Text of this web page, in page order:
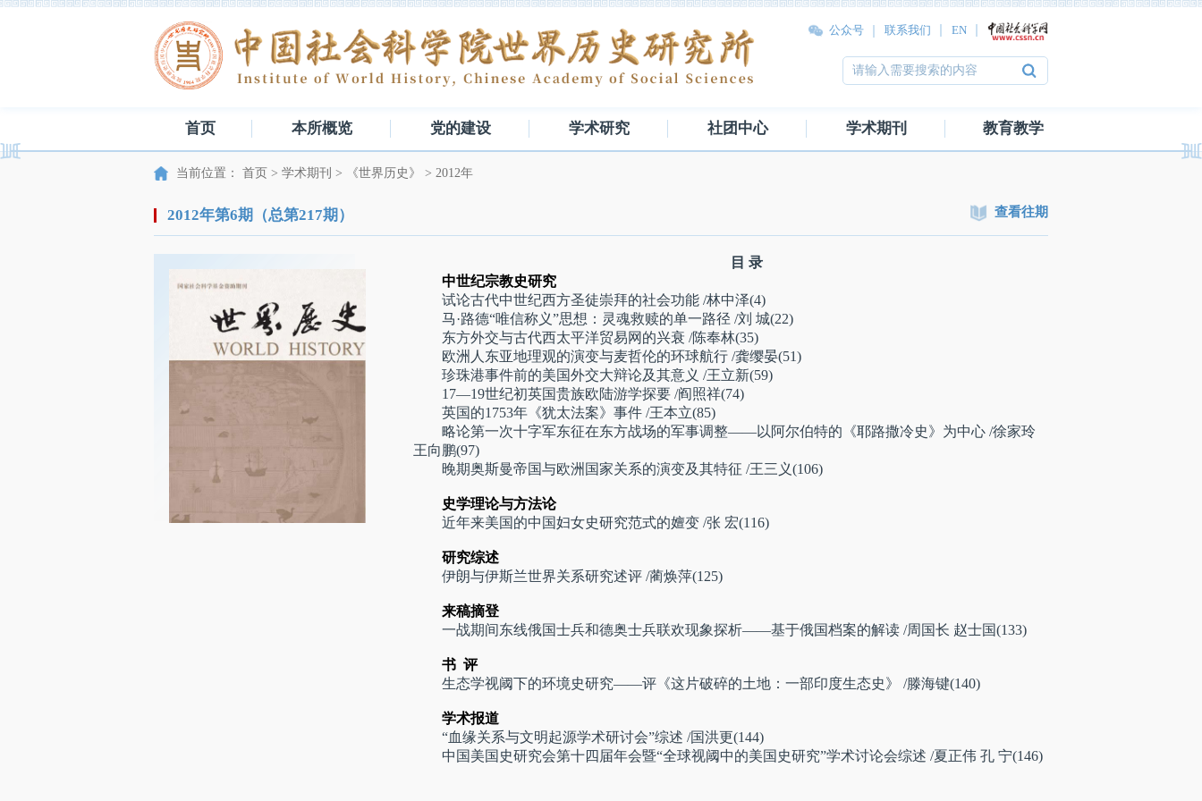
公众号 联系我们 EN
首页 本所概览 党的建设 学术研究 社团中心 学术期刊 教育教学
当前位置： 首页 > 学术期刊 > 《世界历史》 > 2012年
2012年第6期（总第217期） 查看往期
目 录
中世纪宗教史研究
试论古代中世纪西方圣徒崇拜的社会功能 /林中泽(4)
马·路德“唯信称义”思想：灵魂救赎的单一路径 /刘 城(22)
东方外交与古代西太平洋贸易网的兴衰 /陈奉林(35)
欧洲人东亚地理观的演变与麦哲伦的环球航行 /龚缨晏(51)
珍珠港事件前的美国外交大辩论及其意义 /王立新(59)
17—19世纪初英国贵族欧陆游学探要 /阎照祥(74)
英国的1753年《犹太法案》事件 /王本立(85)
略论第一次十字军东征在东方战场的军事调整——以阿尔伯特的《耶路撒冷史》为中心 /徐家玲
王向鹏(97)
晚期奥斯曼帝国与欧洲国家关系的演变及其特征 /王三义(106)
史学理论与方法论
近年来美国的中国妇女史研究范式的嬗变 /张 宏(116)
研究综述
伊朗与伊斯兰世界关系研究述评 /蔺焕萍(125)
来稿摘登
一战期间东线俄国士兵和德奥士兵联欢现象探析——基于俄国档案的解读 /周国长 赵士国(133)
书 评
生态学视阈下的环境史研究——评《这片破碎的土地：一部印度生态史》 /滕海键(140)
学术报道
“血缘关系与文明起源学术研讨会”综述 /国洪更(144)
中国美国史研究会第十四届年会暨“全球视阈中的美国史研究”学术讨论会综述 /夏正伟 孔 宁(146)